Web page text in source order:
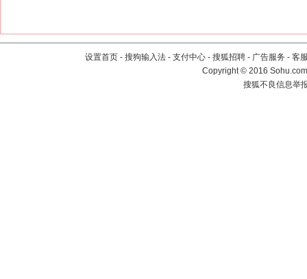
设置首页 - 搜狗输入法 - 支付中心 - 搜狐招聘 - 广告服务 - 客
Copyright©2016
搜狐不良信息举